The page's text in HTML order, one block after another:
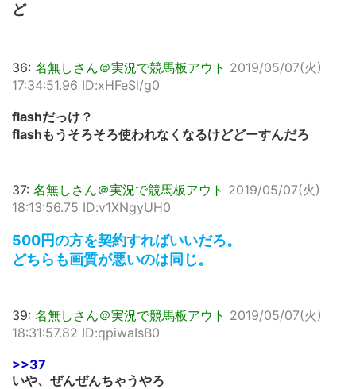
ど
36: 名無しさん＠実況で競馬板アウト 2019/05/07(火)
17:34:51.96 ID:xHFeSl/g0
flashだっけ？
flashもうそろそろ使われなくなるけどどーすんだろ
37: 名無しさん＠実況で競馬板アウト 2019/05/07(火)
18:13:56.75 ID:v1XNgyUH0
500円の方を契約すればいいだろ。
どちらも画質が悪いのは同じ。
39: 名無しさん＠実況で競馬板アウト 2019/05/07(火)
18:31:57.82 ID:qpiwaIsB0
>>37
いや、ぜんぜんちゃうやろ